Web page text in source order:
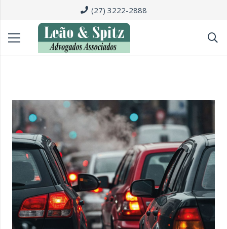
(27) 3222-2888